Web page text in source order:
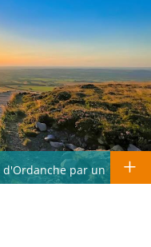
d'Ordanche par un